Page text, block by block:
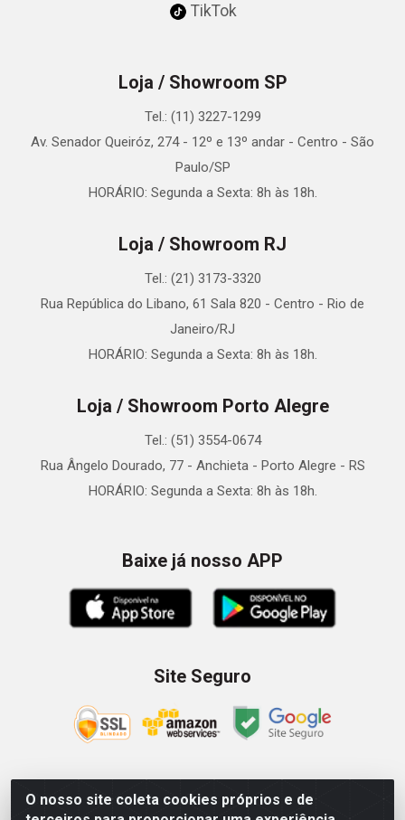
O nosso site coleta cookies próprios e de
TikTok
Loja / Showroom SP
Tel.: (11) 3227-1299
Av. Senador Queiróz, 274 - 12º e 13º andar - Centro - São
Paulo/SP
HORÁRIO: Segunda a Sexta: 8h às 18h.
Loja / Showroom RJ
Tel.: (21) 3173-3320
Rua República do Libano, 61 Sala 820 - Centro - Rio de
Janeiro/RJ
HORÁRIO: Segunda a Sexta: 8h às 18h.
Loja / Showroom Porto Alegre
Tel.: (51) 3554-0674
Rua Ângelo Dourado, 77 - Anchieta - Porto Alegre - RS
HORÁRIO: Segunda a Sexta: 8h às 18h.
Baixe já nosso APP
Site Seguro
Zein Importação e Comércio LTDA - Av. Senador Queiróz, 274